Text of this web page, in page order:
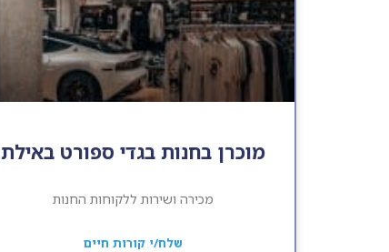
מוכרן בחנות בגדי ספורט באילת
מכירה ושירות ללקוחות החנות
שלח/י קורות חיים